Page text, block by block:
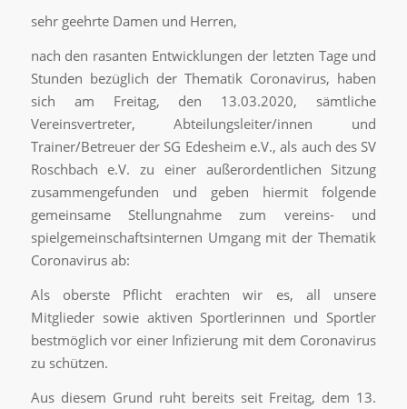
sehr geehrte Damen und Herren,
nach den rasanten Entwicklungen der letzten Tage und
Stunden bezüglich der Thematik Coronavirus, haben
sich am Freitag, den 13.03.2020, sämtliche
Vereinsvertreter, Abteilungsleiter/innen und
Trainer/Betreuer der SG Edesheim e.V., als auch des SV
Roschbach e.V. zu einer außerordentlichen Sitzung
zusammengefunden und geben hiermit folgende
gemeinsame Stellungnahme zum vereins- und
spielgemeinschaftsinternen Umgang mit der Thematik
Coronavirus ab:
Als oberste Pflicht erachten wir es, all unsere
Mitglieder sowie aktiven Sportlerinnen und Sportler
bestmöglich vor einer Infizierung mit dem Coronavirus
zu schützen.
Aus diesem Grund ruht bereits seit Freitag, dem 13.